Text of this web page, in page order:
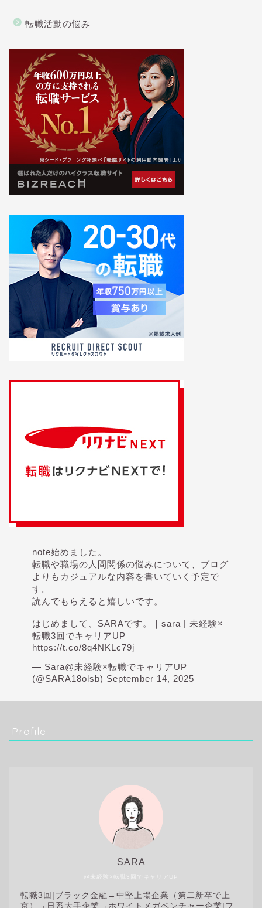
転職活動の悩み
note始めました。
転職や職場の人間関係の悩みについて、ブログ
よりもカジュアルな内容を書いていく予定で
す。
読んでもらえると嬉しいです。
はじめまして、SARAです。｜sara | 未経験×
転職3回でキャリアUP
https://t.co/8q4NKLc79j
— Sara@未経験×転職でキャリアUP
(@SARA18olsb) September 14, 2025
Profile
@未経験×転職3回でキャリアUP
SARA
転職3回| ブラック金融→中堅上場企業（第二新卒で上
京）→日系大手企業→ホワイトメガベンチャー企業|フ